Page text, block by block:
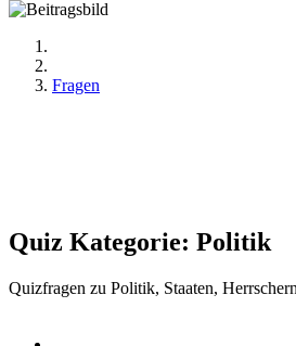
Fragen
Quiz Kategorie: Politik
Quizfragen zu Politik, Staaten,